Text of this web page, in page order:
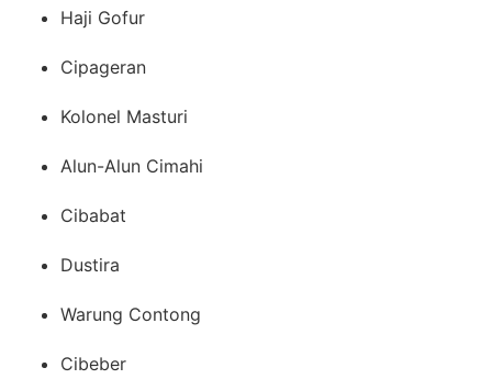
Haji Gofur
Cipageran
Kolonel Masturi
Alun-Alun Cimahi
Cibabat
Dustira
Warung Contong
Cibeber